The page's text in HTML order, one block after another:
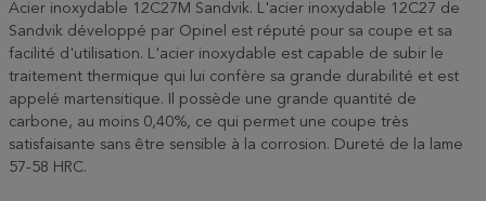
Acier inoxydable 12C27M Sandvik. L'acier inoxydable 12C27 de
Sandvik développé par Opinel est réputé pour sa coupe et sa
facilité d'utilisation. L'acier inoxydable est capable de subir le
traitement thermique qui lui confère sa grande durabilité et est
appelé martensitique. Il possède une grande quantité de
carbone, au moins 0,40%, ce qui permet une coupe très
satisfaisante sans être sensible à la corrosion. Dureté de la lame
57-58 HRC.